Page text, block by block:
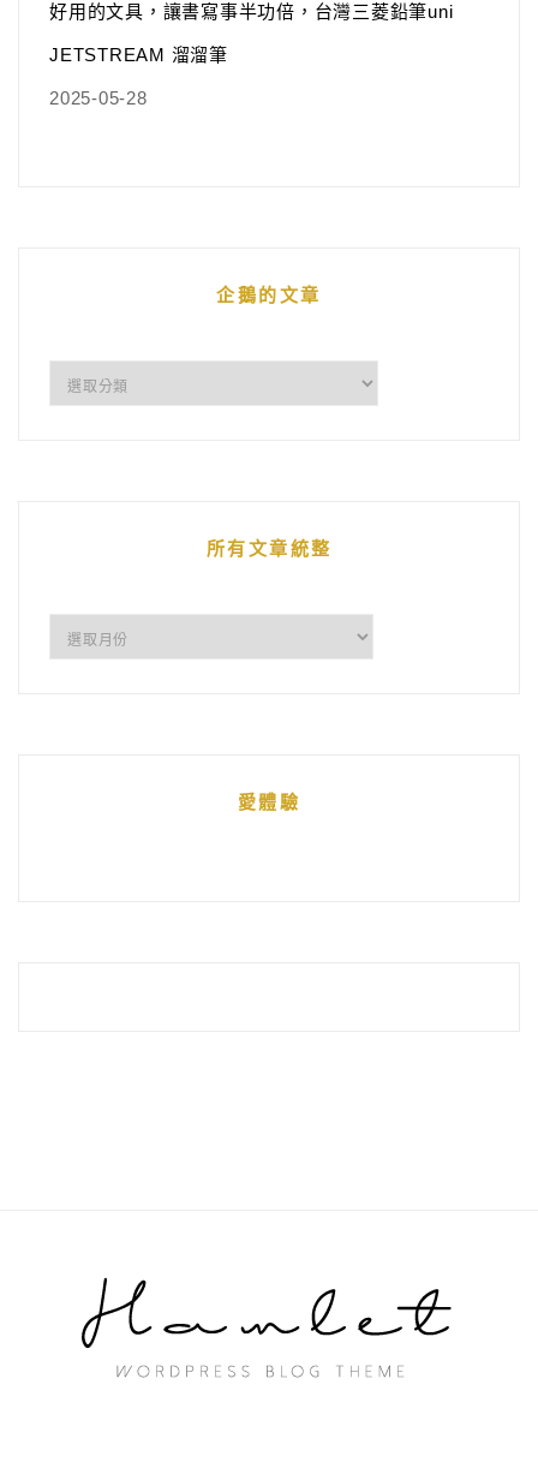
好用的文具，讓書寫事半功倍，台灣三菱鉛筆uni
JETSTREAM 溜溜筆
2025-05-28
企鵝的文章
所有文章統整
愛體驗